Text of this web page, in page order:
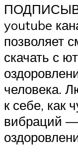
youtube
позволяет
скачать с
человека.
к себе, как
вибраций